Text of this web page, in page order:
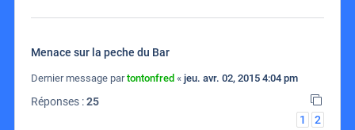
Menace sur la peche du Bar
Dernier message partontonfred « jeu. avr. 02, 2015 4:04 pm
Réponses :25
1
2